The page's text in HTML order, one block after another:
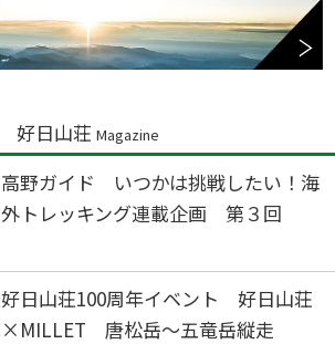
好日山荘 Magazine
高野ガイド いつかは挑戦したい！海
外トレッキング連載企画 第３回
好日山荘100周年イベント 好日山荘
×MILLET 唐松岳～五竜岳縦走